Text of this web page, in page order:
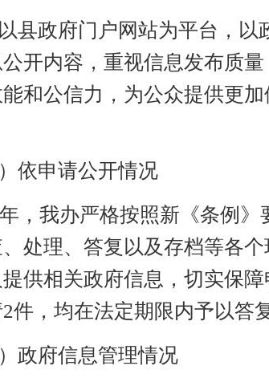
县政府门户网站为平台，以
开内容，重视信息发布质
和公信力，为公众提供更加
）依申请公开情况
，我办严格按照新《条例
处理、答复以及存档等各
供相关政府信息，切实保
件，均在法定期限内予以答
）政府信息管理情况